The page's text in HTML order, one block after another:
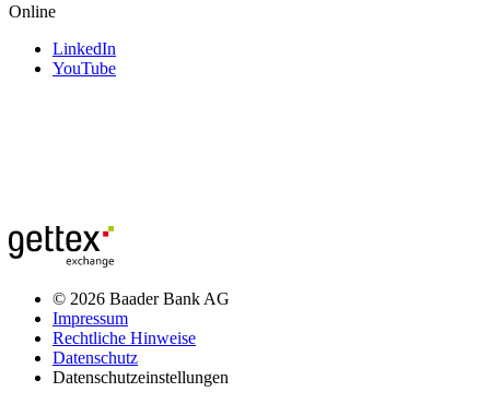
Online
LinkedIn
YouTube
© 2026 Baader Bank AG
Impressum
Rechtliche Hinweise
Datenschutz
Datenschutzeinstellungen